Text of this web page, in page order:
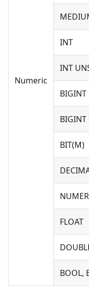
Numeric
INT
INT
BIGINT
BIGINT
BIT(M)
FLOAT
BOOL,